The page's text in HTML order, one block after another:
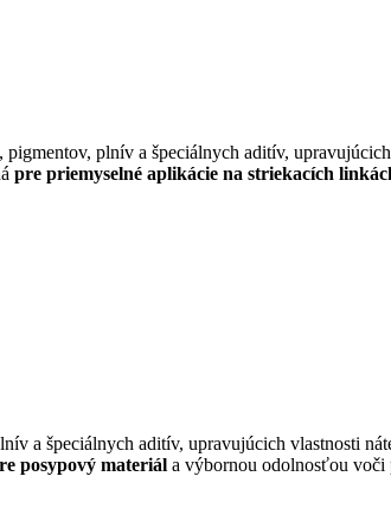
plnív a špeciálnych aditív,
pre priemyselné aplikácie na striekacích
a špeciálnych aditív, upravujúcich vlastnosti
posypový materiál a výbornou odolnosťou voči